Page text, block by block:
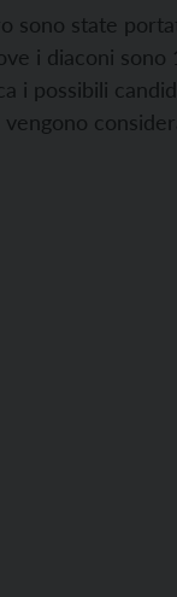
sono state
i diaconi
i possibili
vengono